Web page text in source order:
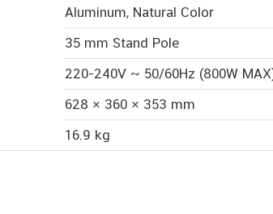
Aluminum, Natural Color
35 mm Stand Pole
220-240V ~ 50/60Hz (800W
628 × 360 × 353 mm
16.9 kg